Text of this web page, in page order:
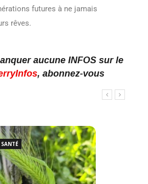
futures à ne jamais
rêves.
aucune INFOS sur le
, abonnez-vous
SANTÉ